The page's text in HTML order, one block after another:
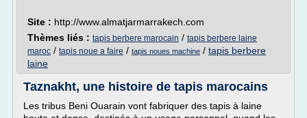
Site : http://www.almatjarmarrakech.com
Thèmes liés : tapis berbere marocain / tapis berbere laine
maroc / tapis noue a faire / tapis noues machine / tapis berbere
laine
Taznakht, une histoire de tapis marocains
Les tribus Beni Ouarain vont fabriquer des tapis à laine